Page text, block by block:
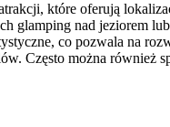
które oferują
nad jeziorem
co pozwala na
Często można